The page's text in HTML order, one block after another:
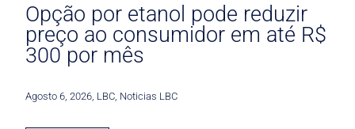
Opção por etanol pode reduzir
preço ao consumidor em até R$
300 por mês
Agosto 6, 2026 LBC Noticias LBC